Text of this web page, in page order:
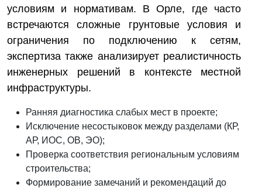
условиям и нормативам. В Орле, где часто
встречаются сложные грунтовые условия и
ограничения по подключению к сетям,
экспертиза также анализирует реалистичность
инженерных решений в контексте местной
инфраструктуры.
Ранняя диагностика слабых мест в проекте;
Исключение несостыковок между разделами (КР,
АР, ИОС, ОВ, ЭО);
Проверка соответствия региональным условиям
строительства;
Формирование замечаний и рекомендаций до